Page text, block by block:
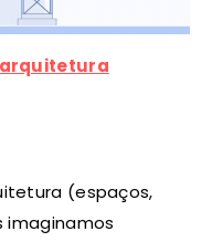
(espaços,